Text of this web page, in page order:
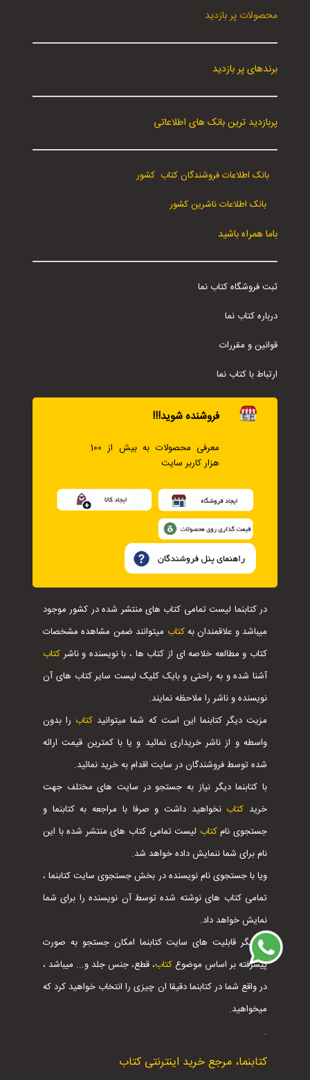
محصولات پر بازدید
برندهای پر بازدید
پربازدید ترین بانک های اطلاعاتی
بانک اطلاعات فروشندگان کتاب کشور
بانک اطلاعات ناشرین کشور
باما همراه باشید
ثبت فروشگاه کتاب نما
درباره کتاب نما
قوانین و مقررات
ارتباط با کتاب نما
فروشنده شوید!!!
معرفی محصولات به بیش از 100
هزار کاربر سایت
کتابنما، مرجع خرید اینترنتی کتاب
در کتابنما لیست تمامی کتاب های منتشر شده در کشور موجود
میباشد و علاقمندان بهکتاب میتوانند ضمن مشاهده مشخصات
کتاب و مطالعه خلاصه ای از کتاب ها ، با نویسنده و ناشر کتاب
آشنا شده و به راحتی و بایک کلیک لیست سایر کتاب های آن
نویسنده و ناشر را ملاحظه نمایند.
مزیت دیگر کتابنما این است که شما میتوانید کتاب را بدون
واسطه و از ناشر خریداری نمائید و یا با کمترین قیمت ارائه
شده توسط فروشندگان در سایت اقدام به خرید نمائید.
با کتابنما دیگر نیاز به جستجو در سایت های مختلف جهت
خرید کتابنخواهید داشت و صرفا با مراجعه به کتابنما و
جستجوی نامکتاب لیست تمامی کتاب های منتشر شده با این
نام برای شما ننمایش داده خواهد شد.
ویا با جستجوی نام نویسنده در بخش جستجوی سایت کتابنما ،
تمامی کتاب های نوشته شده توسط آن نویسنده را برای شما
نمایش خواهد داد.
از دیگر قابلیت های سایت کتابنما امکان جستجو به صورت
پیشرفته بر اساس موضوع کتاب، قطع، جنس جلد و... میباشد ،
در واقع شما در کتابنما دقیقا ان چیزی را انتخاب خواهید کرد که
میخواهید.
.